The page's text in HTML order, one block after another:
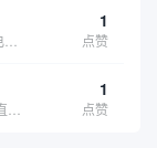
1
点赞
1
点赞